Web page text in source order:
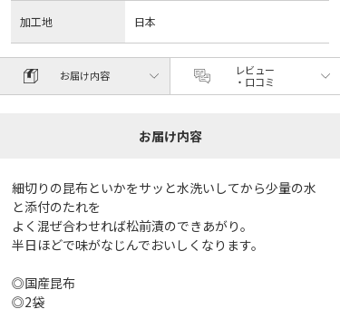
加工地 日本
お届け内容
レビュー
・口コミ
お届け内容
細切りの昆布といかをサッと水洗いしてから少量の水
と添付のたれを
よく混ぜ合わせれば松前漬のできあがり。
半日ほどで味がなじんでおいしくなります。
◎国産昆布
◎2袋